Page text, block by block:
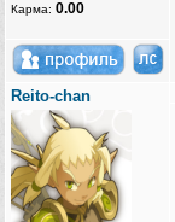
Карма: 0.00
Reito-chan